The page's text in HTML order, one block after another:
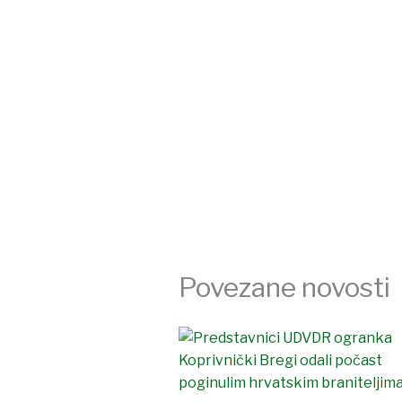
Povezane novosti